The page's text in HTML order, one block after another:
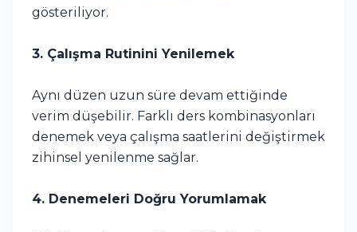
gösteriliyor.
3. Çalışma Rutinini Yenilemek
Aynı düzen uzun süre devam ettiğinde
verim düşebilir. Farklı ders kombinasyonları
denemek veya çalışma saatlerini değiştirmek
zihinsel yenilenme sağlar.
4. Denemeleri Doğru Yorumlamak